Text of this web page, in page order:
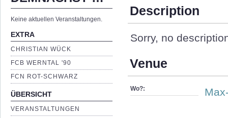
Keine aktuellen Veranstaltungen.
EXTRA
CHRISTIAN WÜCK
FCB WERNTAL '90
FCN ROT-SCHWARZ
ÜBERSICHT
VERANSTALTUNGEN
Description
Sorry, no
Venue
Wo?: